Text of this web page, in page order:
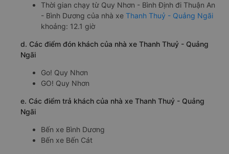
Thời gian chạy từ Quy Nhơn - Bình Định đi Thuận An
- Bình Dương của nhà xe Thanh Thuỷ - Quảng Ngãi
khoảng: 12.1 giờ
d. Các điểm đón khách của nhà xe Thanh Thuỷ - Quảng
Ngãi
Go! Quy Nhơn
GO! Quy Nhơn
e. Các điểm trả khách của nhà xe Thanh Thuỷ - Quảng
Ngãi
Bến xe Bình Dương
Bến xe Bến Cát